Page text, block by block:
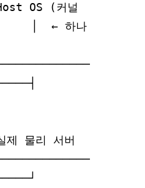
(커널
← 하나
리 서버